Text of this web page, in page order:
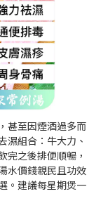
甚至因煙酒過多而
濕組合：牛大力、
完之後排便順暢，
水價錢親民且功效
。建議每星期煲一